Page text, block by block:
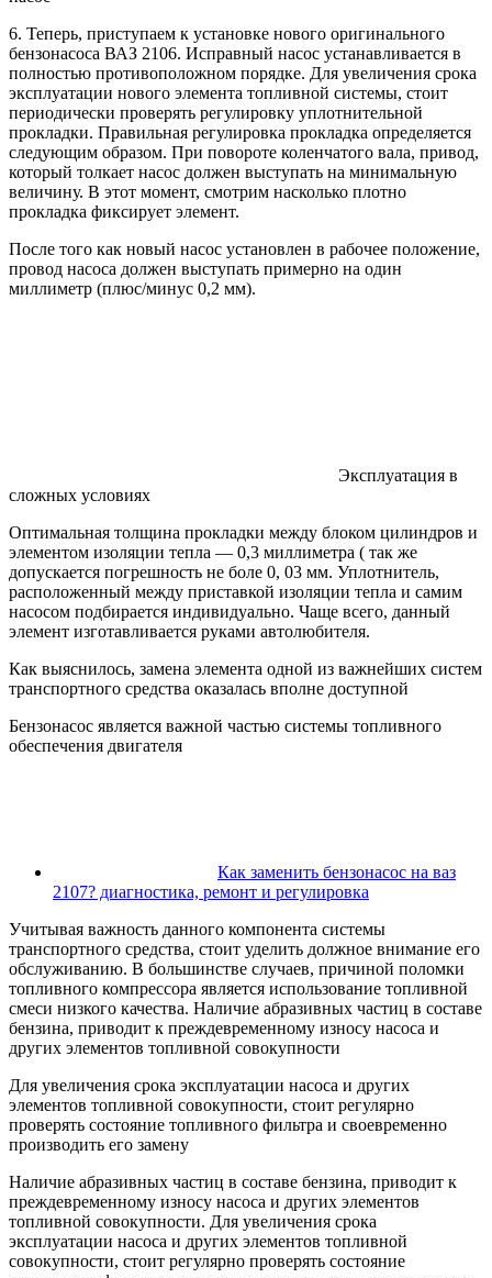
6. Теперь, приступаем к установке нового оригинального
бензонасоса ВАЗ 2106. Исправный насос устанавливается в
полностью противоположном порядке. Для увеличения срока
эксплуатации нового элемента топливной системы, стоит
периодически проверять регулировку уплотнительной
прокладки. Правильная регулировка прокладка определяется
следующим образом. При повороте коленчатого вала, привод,
который толкает насос должен выступать на минимальную
величину. В этот момент, смотрим насколько плотно
прокладка фиксирует элемент.
После того как новый насос установлен в рабочее положение,
провод насоса должен выступать примерно на один
миллиметр (плюс/минус 0,2 мм).
Эксплуатация в
сложных условиях
Оптимальная толщина прокладки между блоком цилиндров и
элементом изоляции тепла — 0,3 миллиметра ( так же
допускается погрешность не боле 0, 03 мм. Уплотнитель,
расположенный между приставкой изоляции тепла и самим
насосом подбирается индивидуально. Чаще всего, данный
элемент изготавливается руками автолюбителя.
Как выяснилось, замена элемента одной из важнейших систем
транспортного средства оказалась вполне доступной
Бензонасос является важной частью системы топливного
обеспечения двигателя
Как заменить бензонасос на ваз
2107? диагностика, ремонт и регулировка
Учитывая важность данного компонента системы
транспортного средства, стоит уделить должное внимание его
обслуживанию. В большинстве случаев, причиной поломки
топливного компрессора является использование топливной
смеси низкого качества. Наличие абразивных частиц в составе
бензина, приводит к преждевременному износу насоса и
других элементов топливной совокупности
Для увеличения срока эксплуатации насоса и других
элементов топливной совокупности, стоит регулярно
проверять состояние топливного фильтра и своевременно
производить его замену
Наличие абразивных частиц в составе бензина, приводит к
преждевременному износу насоса и других элементов
топливной совокупности. Для увеличения срока
эксплуатации насоса и других элементов топливной
совокупности, стоит регулярно проверять состояние